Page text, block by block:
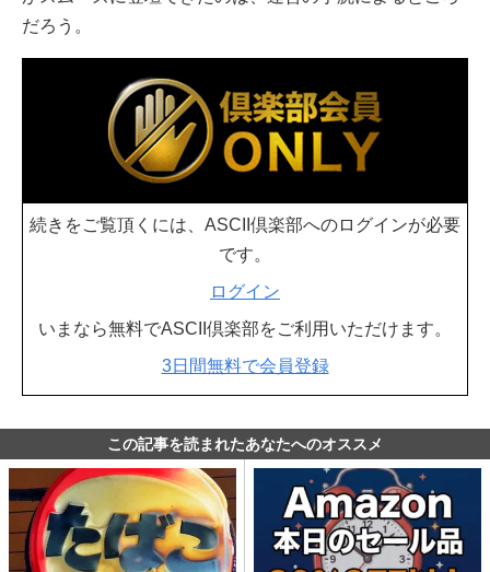
だろう。
続きをご覧頂くには、ASCII倶楽部へのログインが必要
です。
ログイン
いまなら無料でASCII倶楽部をご利用いただけます。
3日間無料で会員登録
この記事を読まれたあなたへのオススメ